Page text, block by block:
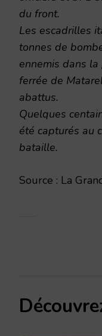
du front.
Les escadrilles
tonnes de
ennemis dans
ferrée de
abattus.
Quelques
été capturés au
bataille.
Source : La